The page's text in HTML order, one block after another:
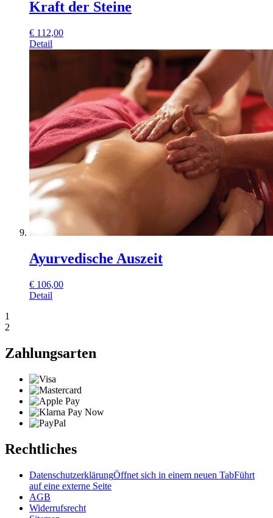
Kraft der Steine
€ 112,00
Detail
Ayurvedische Auszeit
€ 106,00
Detail
1
2
Zahlungsarten
Rechtliches
DatenschutzerklärungÖffnet sich in einem neuen TabFührt
auf eine externe Seite
AGB
Widerrufsrecht